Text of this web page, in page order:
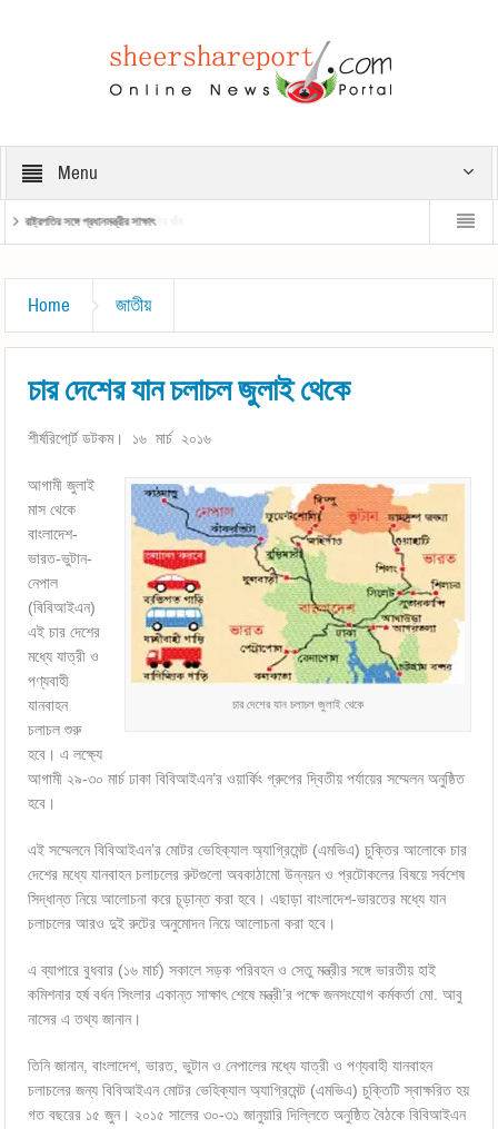
Menu
রাষ্ট্রপতির সঙ্গে প্রধানমন্ত্রীর সাক্ষাৎ
Home জাতীয়
চার দেশের যান চলাচল জুলাই থেকে
শীর্ষরিপো্র্ট ডটকম। ১৬ মার্চ ২০১৬
চার দেশের যান চলাচল জুলাই থেকে
আগামী জুলাই
মাস থেকে
বাংলাদেশ-
ভারত-ভুটান-
নেপাল
(বিবিআইএন)
এই চার দেশের
মধ্যে যাত্রী ও
পণ্যবাহী
যানবাহন
চলাচল শুরু
হবে। এ লক্ষ্যে
আগামী ২৯-৩০ মার্চ ঢাকা বিবিআইএন’র ওয়ার্কিং গ্রুপের দ্বিতীয় পর্যায়ের সম্মেলন অনুষ্ঠিত
হবে।
এই সম্মেলনে বিবিআইএন’র মোটর ভেহিক্যাল অ্যাগ্রিমেন্ট (এমভিএ) চুক্তির আলোকে চার
দেশের মধ্যে যানবাহন চলাচলের রুটগুলো অবকাঠামো উন্নয়ন ও প্রটোকলের বিষয়ে সর্বশেষ
সিদ্ধান্ত নিয়ে আলোচনা করে চূড়ান্ত করা হবে। এছাড়া বাংলাদেশ-ভারতের মধ্যে যান
চলাচলের আরও দুই রুটের অনুমোদন নিয়ে আলোচনা করা হবে।
এ ব্যাপারে বুধবার (১৬ মার্চ) সকালে সড়ক পরিবহন ও সেতু মন্ত্রীর সঙ্গে ভারতীয় হাই
কমিশনার হর্ষ বর্ধন সিংলার একান্ত সাক্ষাৎ শেষে মন্ত্রী’র পক্ষে জনসংযোগ কর্মকর্তা মো. আবু
নাসের এ তথ্য জানান।
তিনি জানান, বাংলাদেশ, ভারত, ভুটান ও নেপালের মধ্যে যাত্রী ও পণ্যবাহী যানবাহন
চলাচলের জন্য বিবিআইএন মোটর ভেহিক্যাল অ্যাগ্রিমেন্ট (এমভিএ) চুক্তিটি স্বাক্ষরিত হয়
গত বছরের ১৫ জুন। ২০১৫ সালের ৩০-৩১ জানুয়ারি দিল্লিতে অনুষ্ঠিত বৈঠকে বিবিআইএন